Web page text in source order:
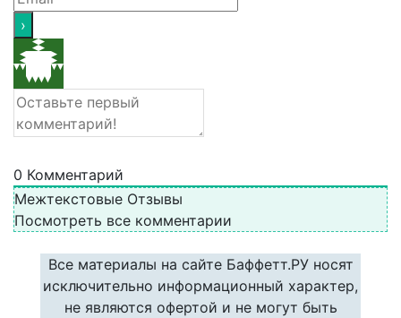
0 Комментарий
Межтекстовые Отзывы
Посмотреть все комментарии
Все материалы на сайте Баффетт.РУ носят
исключительно информационный характер,
не являются офертой и не могут быть